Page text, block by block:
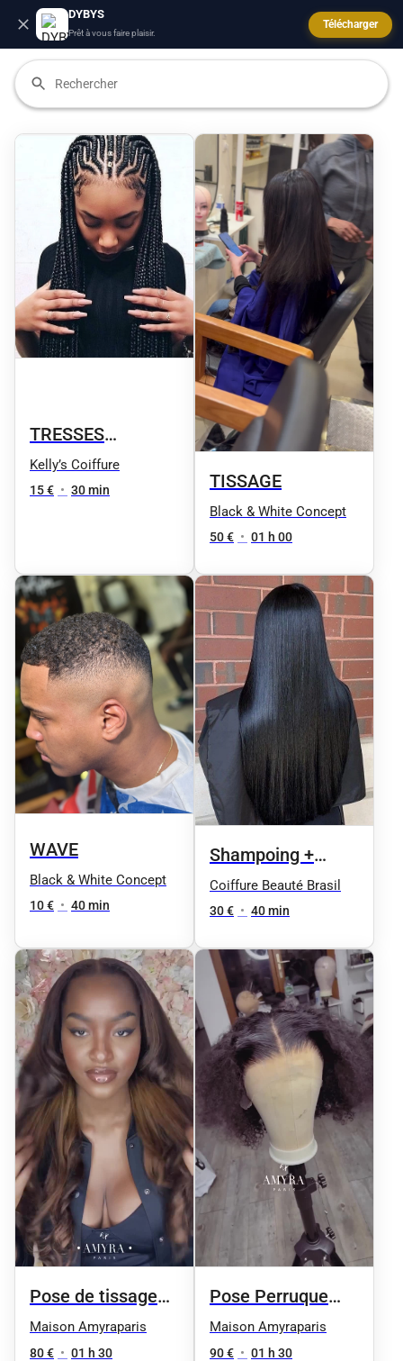
DYBYS
Prêt à vous faire plaisir.
Télécharger
TRESSES
COLLÉES OU
TWIST DEMIE-
Kelly’s Coiffure
15 € • 30 min TISSAGE
Black & White Concept
50 € • 01 h 00
WAVE
Black & White Concept
10 € • 40 min
Shampoing +
Coupe
Coiffure Beauté Brasil
30 € • 40 min
Pose de tissage
lace deja
customisé ou deja
Maison Amyraparis
80 € • 01 h 30
Pose Perruque
Lace
Maison Amyraparis
90 € • 01 h 30